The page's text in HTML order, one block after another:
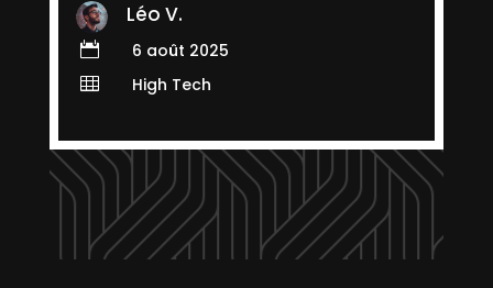
Léo V.
 6 août 2025
 High Tech